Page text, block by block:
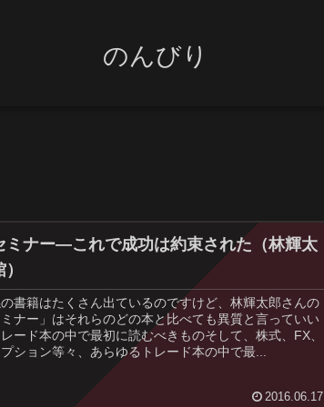
のんびり
ミナー―これで成功は約束された（林輝太
書籍はたくさん出ているのですけど、林輝太郎さんの
ミナー」はそれらのどの本と比べても異質と言っていい
ード本の中で最初に読むべきものそして、株式、FX、
ション等々、あらゆるトレード本の中で最...
2016.06.17